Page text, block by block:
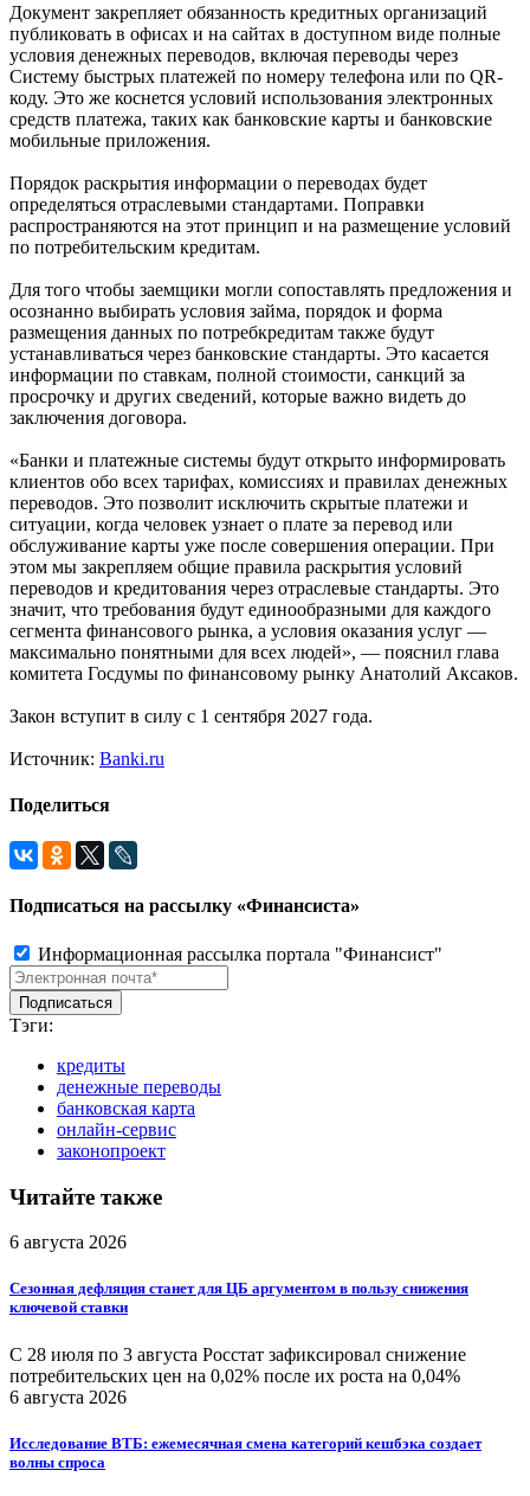
Документ закрепляет обязанность кредитных организаций
публиковать в офисах и на сайтах в доступном виде полные
условия денежных переводов, включая переводы через
Систему быстрых платежей по номеру телефона или по QR-
коду. Это же коснется условий использования электронных
средств платежа, таких как банковские карты и банковские
мобильные приложения.
Порядок раскрытия информации о переводах будет
определяться отраслевыми стандартами. Поправки
распространяются на этот принцип и на размещение условий
по потребительским кредитам.
Для того чтобы заемщики могли сопоставлять предложения и
осознанно выбирать условия займа, порядок и форма
размещения данных по потребкредитам также будут
устанавливаться через банковские стандарты. Это касается
информации по ставкам, полной стоимости, санкций за
просрочку и других сведений, которые важно видеть до
заключения договора.
«Банки и платежные системы будут открыто информировать
клиентов обо всех тарифах, комиссиях и правилах денежных
переводов. Это позволит исключить скрытые платежи и
ситуации, когда человек узнает о плате за перевод или
обслуживание карты уже после совершения операции. При
этом мы закрепляем общие правила раскрытия условий
переводов и кредитования через отраслевые стандарты. Это
значит, что требования будут единообразными для каждого
сегмента финансового рынка, а условия оказания услуг —
максимально понятными для всех людей», — пояснил глава
комитета Госдумы по финансовому рынку Анатолий Аксаков.
Закон вступит в силу с 1 сентября 2027 года.
Источник: Banki.ru
Поделиться
Подписаться на рассылку «Финансиста»
Информационная рассылка портала "Финансист"
Тэги:
кредиты
денежные переводы
банковская карта
онлайн-сервис
законопроект
Читайте также
6 августа 2026
Сезонная дефляция станет для ЦБ аргументом в пользу снижения
ключевой ставки
С 28 июля по 3 августа Росстат зафиксировал снижение
потребительских цен на 0,02% после их роста на 0,04%
6 августа 2026
Исследование ВТБ: ежемесячная смена категорий кешбэка создает
волны спроса